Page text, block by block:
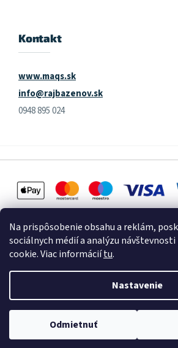
Na prispôsobenie obsahu a reklám,
sociálnych médií a analýzu
cookie. Viac informáciítu.
Nastavenie
Odmietnuť
Kontakt
www.maqs.sk
info@rajbazenov.sk
0948 895 024
Copyright 2026Raj Bazénov. Všetky